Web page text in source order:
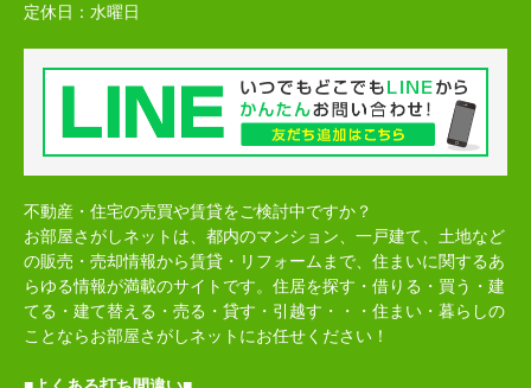
定休日： 水曜日
不動産・住宅の売買や賃貸をご検討中ですか？
お部屋さがしネットは、都内のマンション、一戸建て、土地など
の販売・売却情報から賃貸・リフォームまで、住まいに関するあ
らゆる情報が満載のサイトです。住居を探す・借りる・買う・建
てる・建て替える・売る・貸す・引越す・・・住まい・暮らしの
ことならお部屋さがしネットにお任せください！